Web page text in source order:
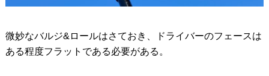
微妙なバルジ&ロールはさておき、ドライバーのフェースは
ある程度フラットである必要がある。